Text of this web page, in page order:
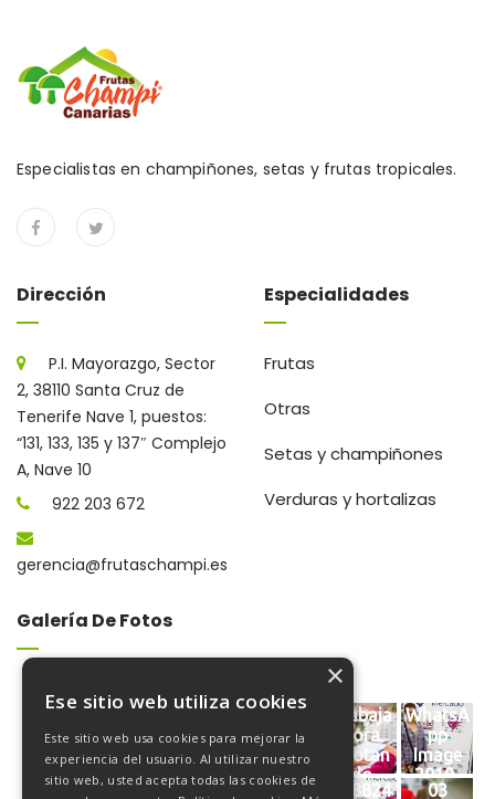
Especialistas en champiñones, setas y frutas tropicales.
Dirección
P.I. Mayorazgo, Sector
2, 38110 Santa Cruz de
Tenerife Nave 1, puestos:
“131, 133, 135 y 137″ Complejo
A, Nave 10
922 203 672
gerencia@frutaschampi.es
Especialidades
Frutas
Otras
Setas y champiñones
Verduras y hortalizas
Galería De Fotos
FRUTAS
CHAMPI
INSTAL
ACIONE
FRUTAS
CHAMPI
INSTAL
ACIONE
WhatsA
pp
Image
2019-
05-14
Cargan
do
mercan
cía
Trabaja
dora
anotan
do
WhatsA
pp
Image
2019-
05-14
FRUTAS Emplea WhatsA 03 608824 03
×
Ese sitio web utiliza cookies
Este sitio web usa cookies para mejorar la
experiencia del usuario. Al utilizar nuestro
sitio web, usted acepta todas las cookies de